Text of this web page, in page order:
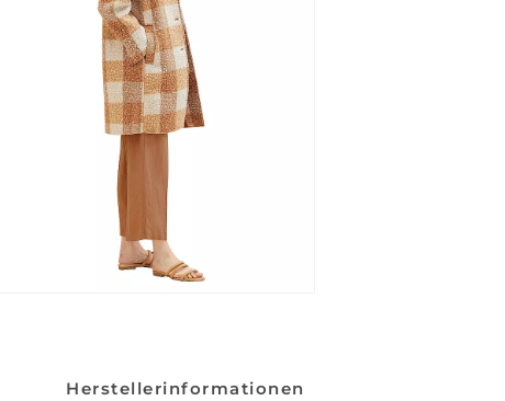
Herstellerinformationen